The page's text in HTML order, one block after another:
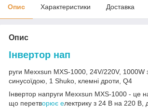
Опис Характеристики Доставка
Опис
Інвертор нап
руги Mexxsun MXS-1000, 24V/220V, 1000W
синусоїдою, 1 Shuko, клемні дроти, Q4
Інвертор напруги Mexxsun MXS-1000 - це
що перетворює електрику з 24 В на 220 В,